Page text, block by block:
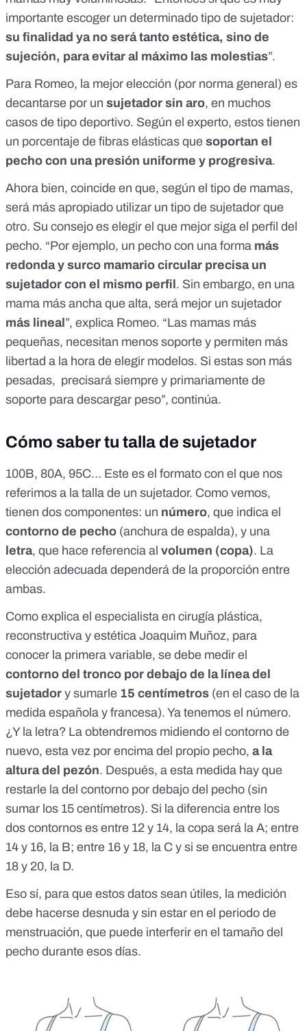
importante escoger un determinado tipo de sujetador:
su finalidad ya no será tanto estética, sino de
sujeción, para evitar al máximo las molestias”.
Para Romeo, la mejor elección (por norma general) es
decantarse por un sujetador sin aro, en muchos
casos de tipo deportivo. Según el experto, estos tienen
un porcentaje de fibras elásticas que soportan el
pecho con una presión uniforme y progresiva.
Ahora bien, coincide en que, según el tipo de mamas,
será más apropiado utilizar un tipo de sujetador que
otro. Su consejo es elegir el que mejor siga el perfil del
pecho. “Por ejemplo, un pecho con una forma más
redonda y surco mamario circular precisa un
sujetador con el mismo perfil . Sin embargo, en una
mama más ancha que alta, será mejor un sujetador
más lineal ”, explica Romeo. “Las mamas más
pequeñas, necesitan menos soporte y permiten más
libertad a la hora de elegir modelos. Si estas son más
pesadas, precisará siempre y primariamente de
soporte para descargar peso”, continúa.
Cómo saber tu talla de sujetador
100B, 80A, 95C… Este es el formato con el que nos
referimos a la talla de un sujetador. Como vemos,
tienen dos componentes: un número, que indica el
contorno de pecho (anchura de espalda), y una
letra, que hace referencia al volumen (copa). La
elección adecuada dependerá de la proporción entre
ambas.
Como explica el especialista en cirugía plástica,
reconstructiva y estética Joaquim Muñoz, para
conocer la primera variable, se debe medir el
contorno del tronco por debajo de la línea del
sujetador y sumarle 15 centímetros (en el caso de la
medida española y francesa). Ya tenemos el número.
¿Y la letra? La obtendremos midiendo el contorno de
nuevo, esta vez por encima del propio pecho, a la
altura del pezón. Después, a esta medida hay que
restarle la del contorno por debajo del pecho (sin
sumar los 15 centímetros). Si la diferencia entre los
dos contornos es entre 12 y 14, la copa será la A; entre
14 y 16, la B; entre 16 y 18, la C y si se encuentra entre
18 y 20, la D.
Eso sí, para que estos datos sean útiles, la medición
debe hacerse desnuda y sin estar en el periodo de
menstruación, que puede interferir en el tamaño del
pecho durante esos días.